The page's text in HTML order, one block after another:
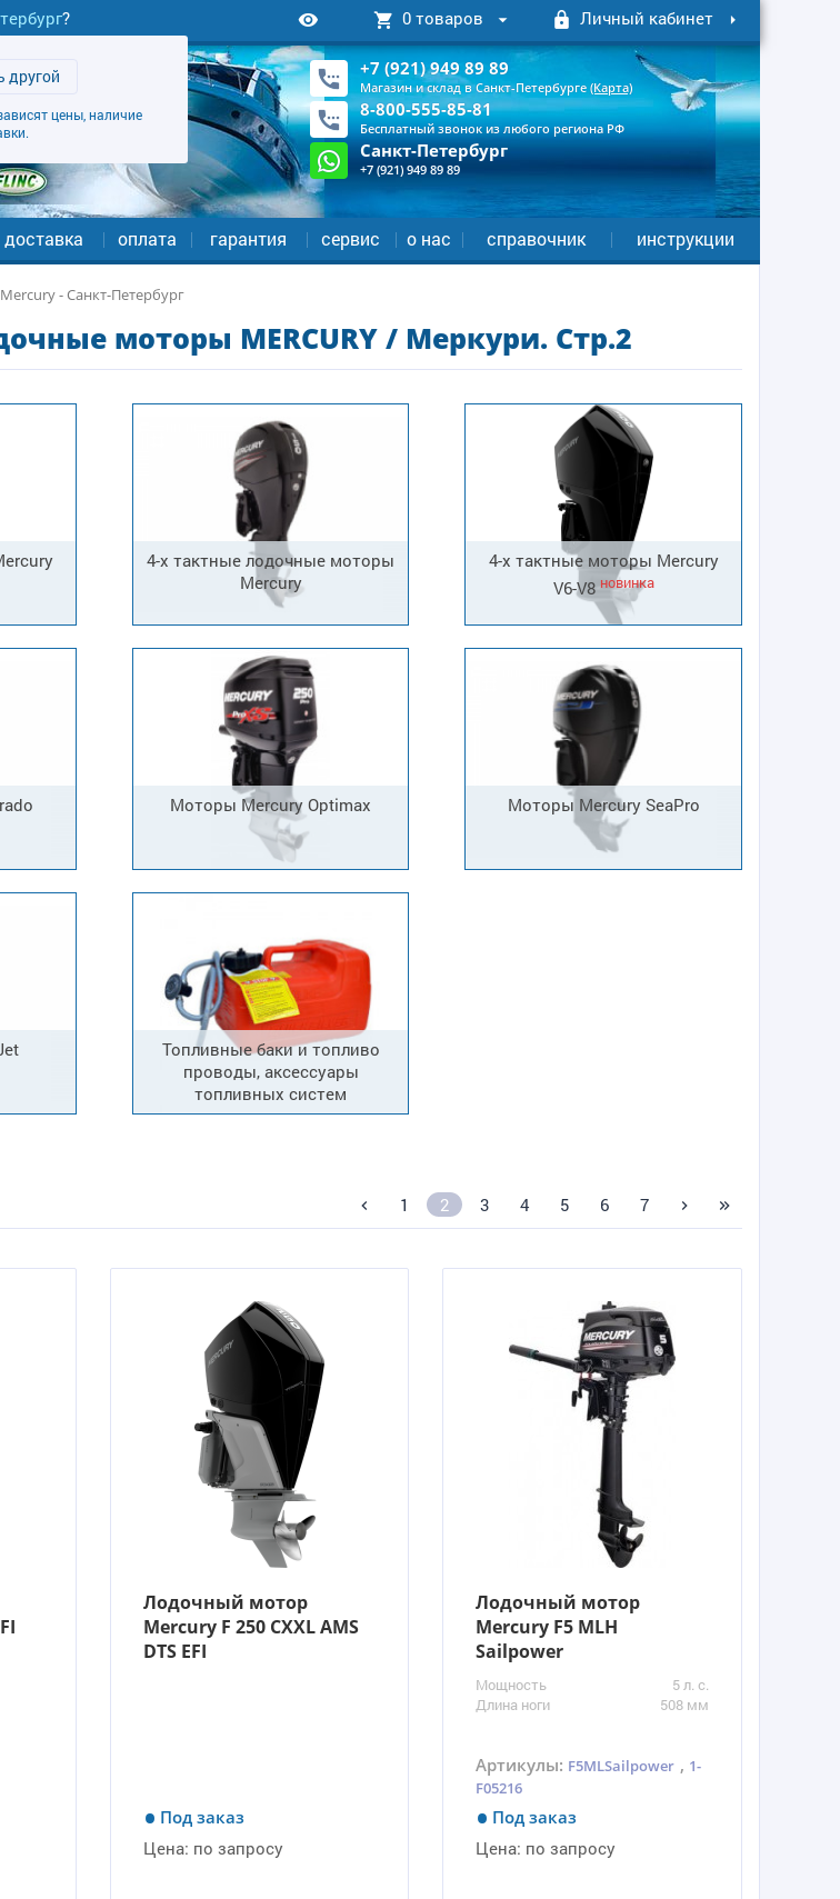
?
другой
цены, наличие
0 товаров Личный кабинет
+7 (921) 949 89 89
Магазин и склад в Санкт-Петербурге (Карта)
8-800-555-85-81
Бесплатный звонок из любого региона РФ
Санкт-Петербург
+7 (921) 949 89 89
доставка оплата гарантия сервис о нас справочник инструкции
- Санкт-Петербург
моторы MERCURY / Меркури. Стр.2
4-х тактные лодочные моторы
Mercury
4-х тактные моторы Mercury
V6-V8 новинка
Моторы Mercury Optimax Моторы Mercury SeaPro
Топливные баки и топливо
проводы, аксессуары
топливных систем
1 2 3 4 5 6 7
Лодочный мотор
Mercury F 250 CXXL AMS
DTS EFI
Под заказ
Цена: по запросу
Лодочный мотор
Mercury F5 MLH
Sailpower
5 л. с.
Мощность
508 мм
Длина ноги
Артикулы: F5MLSailpower , 1-
F05216
Под заказ
Цена: по запросу